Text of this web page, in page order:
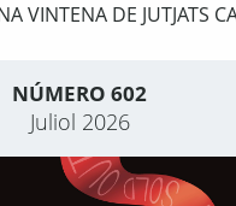
VINTENA DE JUTJATS
NÚMERO 602
Juliol 2026